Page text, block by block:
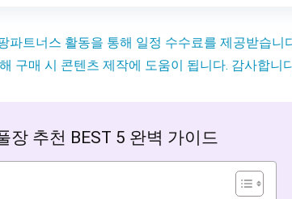
파트너스 활동을 통해 일정 수수료를 제공받습니
구매 시 콘텐츠 제작에 도움이 됩니다. 감사합니
장 추천 BEST 5 완벽 가이드